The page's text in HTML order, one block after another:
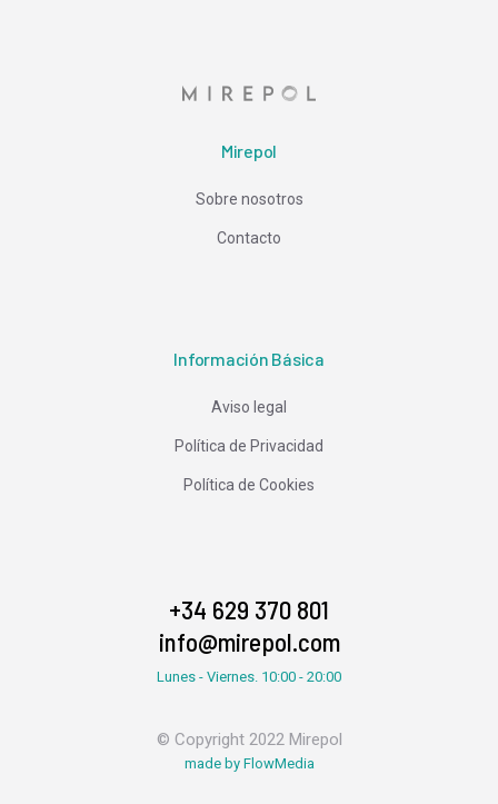
Mirepol
Sobre nosotros
Contacto
Información Básica
Aviso legal
Política de Privacidad
Política de Cookies
+34 629 370 801
info@mirepol.com
Lunes - Viernes. 10:00 - 20:00
© Copyright 2022 Mirepol
made by FlowMedia